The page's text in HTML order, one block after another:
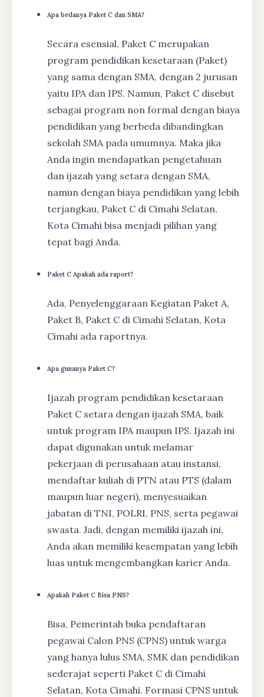
Apa bedanya Paket C dan SMA?
Secara esensial, Paket C merupakan
program pendidikan kesetaraan (Paket)
yang sama dengan SMA, dengan 2 jurusan
yaitu IPA dan IPS. Namun, Paket C disebut
sebagai program non formal dengan biaya
pendidikan yang berbeda dibandingkan
sekolah SMA pada umumnya. Maka jika
Anda ingin mendapatkan pengetahuan
dan ijazah yang setara dengan SMA,
namun dengan biaya pendidikan yang lebih
terjangkau, Paket C di Cimahi Selatan,
Kota Cimahi bisa menjadi pilihan yang
tepat bagi Anda.
Paket C Apakah ada raport?
Ada, Penyelenggaraan Kegiatan Paket A,
Paket B, Paket C di Cimahi Selatan, Kota
Cimahi ada raportnya.
Apa gunanya Paket C?
Ijazah program pendidikan kesetaraan
Paket C setara dengan ijazah SMA, baik
untuk program IPA maupun IPS. Ijazah ini
dapat digunakan untuk melamar
pekerjaan di perusahaan atau instansi,
mendaftar kuliah di PTN atau PTS (dalam
maupun luar negeri), menyesuaikan
jabatan di TNI, POLRI, PNS, serta pegawai
swasta. Jadi, dengan memiliki ijazah ini,
Anda akan memiliki kesempatan yang lebih
luas untuk mengembangkan karier Anda.
Apakah Paket C Bisa PNS?
Bisa, Pemerintah buka pendaftaran
pegawai Calon PNS (CPNS) untuk warga
yang hanya lulus SMA, SMK dan pendidikan
sederajat seperti Paket C di Cimahi
Selatan, Kota Cimahi. Formasi CPNS untuk